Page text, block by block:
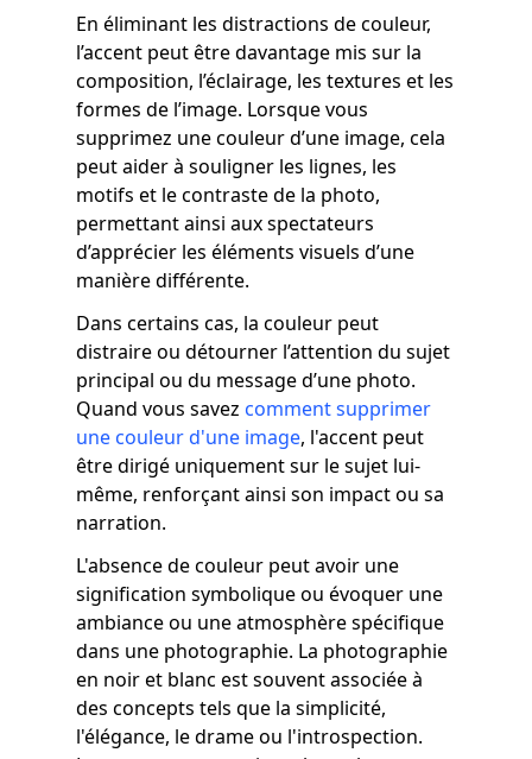
En éliminant les distractions de couleur,
l’accent peut être davantage mis sur la
composition, l’éclairage, les textures et les
formes de l’image. Lorsque vous
supprimez une couleur d’une image, cela
peut aider à souligner les lignes, les
motifs et le contraste de la photo,
permettant ainsi aux spectateurs
d’apprécier les éléments visuels d’une
manière différente.
Dans certains cas, la couleur peut
distraire ou détourner l’attention du sujet
principal ou du message d’une photo.
Quand vous savez comment supprimer
une couleur d'une image, l'accent peut
être dirigé uniquement sur le sujet lui-
même, renforçant ainsi son impact ou sa
narration.
L'absence de couleur peut avoir une
signification symbolique ou évoquer une
ambiance ou une atmosphère spécifique
dans une photographie. La photographie
en noir et blanc est souvent associée à
des concepts tels que la simplicité,
l'élégance, le drame ou l'introspection.